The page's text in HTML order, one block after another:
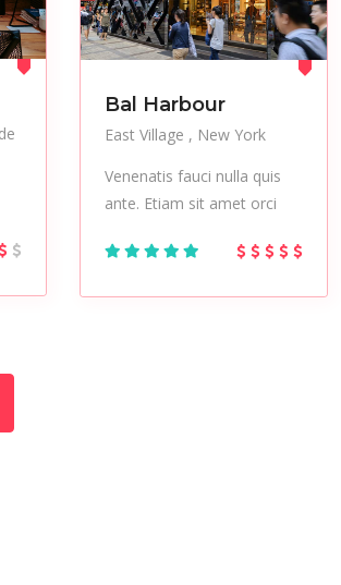
Bal Harbour
East Village
New York
Venenatis fauci nulla quis
ante. Etiam sit amet orci